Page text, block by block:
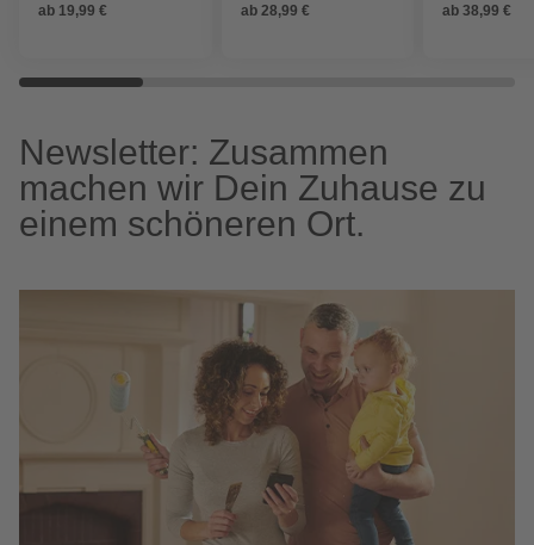
ab 19,99 € ab 28,99 € ab38,99 €
Newsletter: Zusammen
machen wir Dein Zuhause zu
einem schöneren Ort.